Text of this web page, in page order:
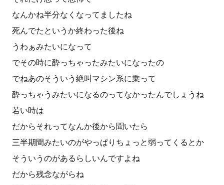
なんかね半分なくなってましたね
死んでたというか終わった後ね
うわぁみたいになって
でその時に酔っちゃったみたいになったの
でねあのそういう絶叫マシン系に乗って
酔っちゃうみたいになるのってなかったんでしょうね
若い時は
だからそれってなんか後から聞いたら
三半期間みたいのがやっぱりちょっと弱ってくるとか
そういうのがあるらしいんですよね
だから残念ながらね